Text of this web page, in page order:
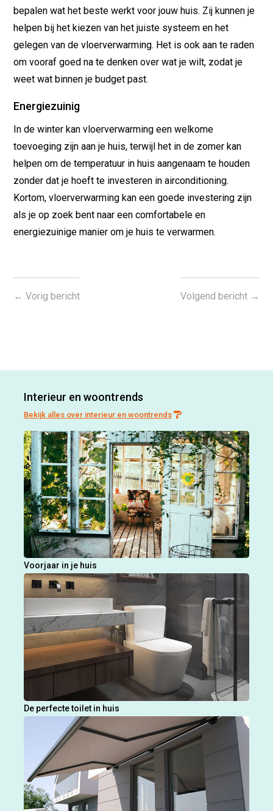
bepalen wat het beste werkt voor jouw huis. Zij kunnen je
helpen bij het kiezen van het juiste systeem en het
gelegen van de vloerverwarming. Het is ook aan te raden
om vooraf goed na te denken over wat je wilt, zodat je
weet wat binnen je budget past.
Energiezuinig
In de winter kan vloerverwarming een welkome
toevoeging zijn aan je huis, terwijl het in de zomer kan
helpen om de temperatuur in huis aangenaam te houden
zonder dat je hoeft te investeren in airconditioning.
Kortom, vloerverwarming kan een goede investering zijn
als je op zoek bent naar een comfortabele en
energiezuinige manier om je huis te verwarmen.
←Vorig bericht Volgend bericht→
Interieur en woontrends
Bekijk alles over interieur en woontrends
Voorjaar in je huis
De perfecte toilet in huis